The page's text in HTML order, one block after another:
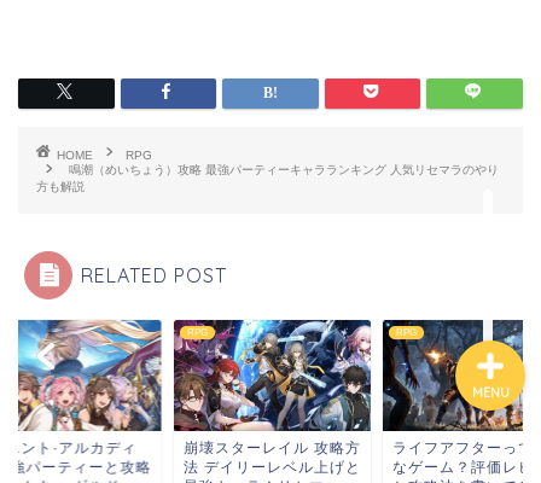
HOME
RPG
鳴潮（めいちょう）攻略 最強パーティーキャラランキング 人気リセマラのやり
方も解説
RELATED POST
エント·アルカディ
強パーティーと攻略
RPG
崩壊スターレイル 攻略方
法 デイリーレベル上げと
RPG
ライフアフターって
なゲーム？評価レビ
MENU
ホーム
お問い合わせ